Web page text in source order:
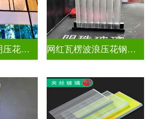
条纹钢化半透明压花玻璃 网红瓦楞波浪压花钢化玻璃